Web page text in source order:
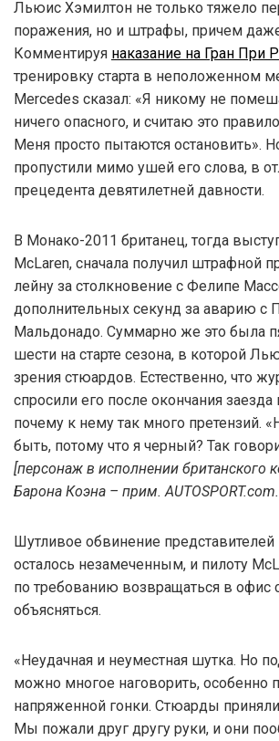
Льюис Хэмилтон не только тяжело
поражения, но и штрафы, причем
Комментируя наказание на Гран При
тренировку старта в неположенном
Mercedes сказал: «Я никому не
ничего опасного, и считаю это
Меня просто пытаются остановить».
пропустили мимо ушей его слова, в
прецедента девятилетней давности.
В Монако-2011 британец, тогда
McLaren, сначала получил штрафной
лейну за столкновение с Фелипе
дополнительных секунд за аварию с
Мальдонадо. Суммарно же это была
шести на старте сезона, в которой
зрения стюардов. Естественно, что
спросили его после окончания
почему к нему так много претензий.
быть, потому что я черный? Так
[персонаж в исполнении британского
Барона Коэна – прим.
Шутливое обвинение представителей
осталось незамеченным, и пилоту
по требованию возвращаться в офис
объясняться.
«Неудачная и неуместная шутка. Но
можно многое наговорить, особенно
напряженной гонки. Стюарды
Мы пожали друг другу руки, и они